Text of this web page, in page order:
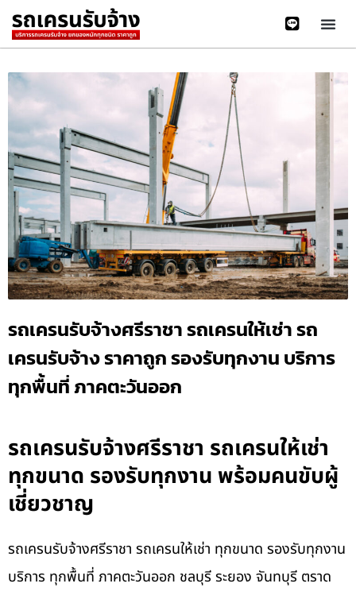
รถเครนรับจ้างศรีราชา รถเครนให้เช่า รถ
เครนรับจ้าง ราคาถูก รองรับทุกงาน บริการ
ทุกพื้นที่ ภาคตะวันออก
รถเครนรับจ้างศรีราชา รถเครนให้เช่า
ทุกขนาด รองรับทุกงาน พร้อมคนขับผู้
เชี่ยวชาญ
รถเครนรับจ้างศรีราชา รถเครนให้เช่า ทุกขนาด รองรับทุกงาน
บริการ ทุกพื้นที่ ภาคตะวันออก ชลบุรี ระยอง จันทบุรี ตราด